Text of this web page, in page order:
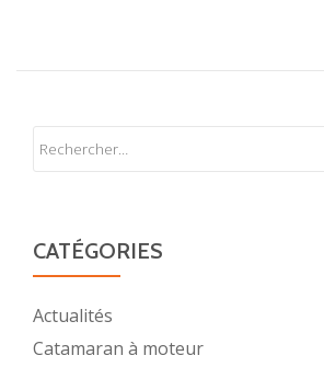
CATÉGORIES
Actualités
Catamaran à moteur